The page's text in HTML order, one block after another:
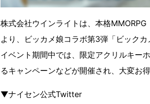
株式会社ウインライトは、本格
より、ビッカメ娘コラボ第3弾「ビック
イベント期間中では、限定アクリルキー
るキャンペーンなどが開催され、大変お
▼ナイセン公式Twitter